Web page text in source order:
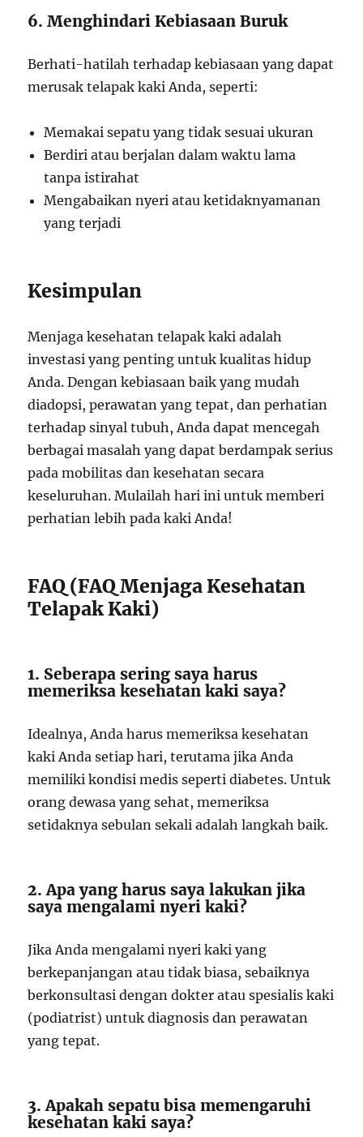
6. Menghindari Kebiasaan Buruk
Berhati-hatilah terhadap kebiasaan yang dapat
merusak telapak kaki Anda, seperti:
Memakai sepatu yang tidak sesuai ukuran
Berdiri atau berjalan dalam waktu lama
tanpa istirahat
Mengabaikan nyeri atau ketidaknyamanan
yang terjadi
Kesimpulan
Menjaga kesehatan telapak kaki adalah
investasi yang penting untuk kualitas hidup
Anda. Dengan kebiasaan baik yang mudah
diadopsi, perawatan yang tepat, dan perhatian
terhadap sinyal tubuh, Anda dapat mencegah
berbagai masalah yang dapat berdampak serius
pada mobilitas dan kesehatan secara
keseluruhan. Mulailah hari ini untuk memberi
perhatian lebih pada kaki Anda!
FAQ (FAQ Menjaga Kesehatan
Telapak Kaki)
1. Seberapa sering saya harus
memeriksa kesehatan kaki saya?
Idealnya, Anda harus memeriksa kesehatan
kaki Anda setiap hari, terutama jika Anda
memiliki kondisi medis seperti diabetes. Untuk
orang dewasa yang sehat, memeriksa
setidaknya sebulan sekali adalah langkah baik.
2. Apa yang harus saya lakukan jika
saya mengalami nyeri kaki?
Jika Anda mengalami nyeri kaki yang
berkepanjangan atau tidak biasa, sebaiknya
berkonsultasi dengan dokter atau spesialis kaki
(podiatrist) untuk diagnosis dan perawatan
yang tepat.
3. Apakah sepatu bisa memengaruhi
kesehatan kaki saya?